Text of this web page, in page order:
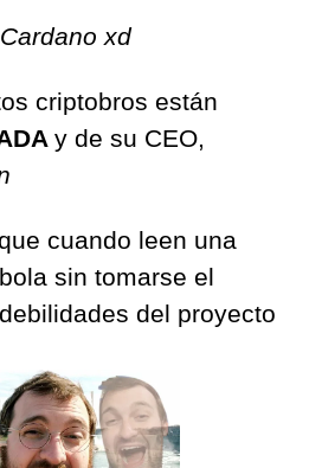
Cardano xd
criptobros están
cuando leen una
sin tomarse el
del proyecto